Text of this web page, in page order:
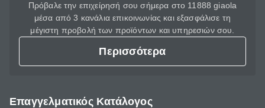
Πρόβαλε την επιχείρησή σου σήμερα στο 11888 giaola
μέσα από 3 κανάλια επικοινωνίας και εξασφάλισε τη
μέγιστη προβολή των προϊόντων και υπηρεσιών σου.
Περισσότερα
Επαγγελματικός Κατάλογος